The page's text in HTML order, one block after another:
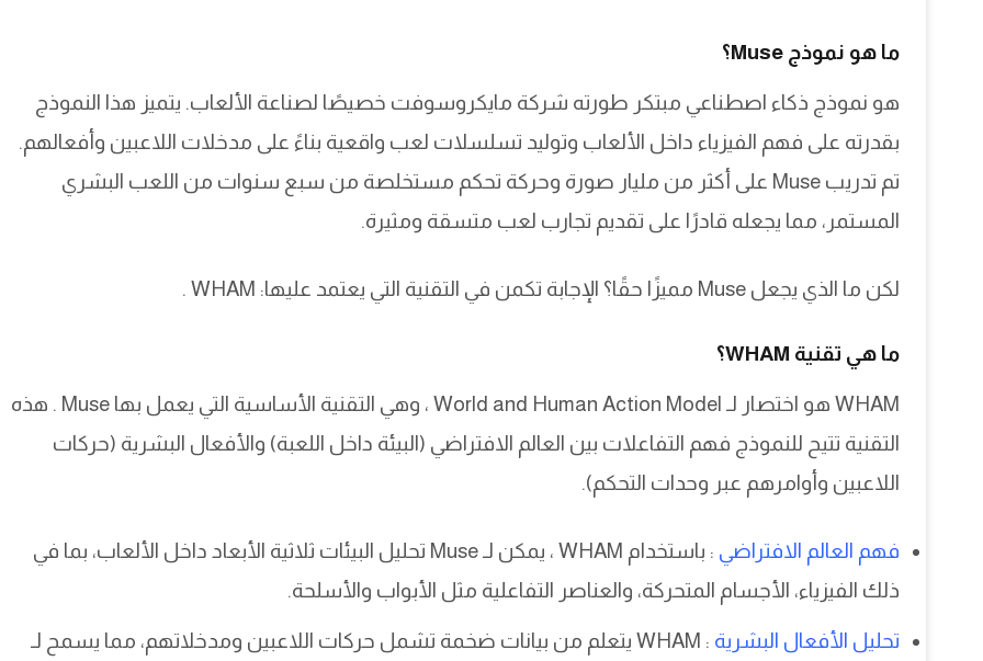
ما هو نموذج Muse؟
هو نموذج ذكاء اصطناعي مبتكر طورته شركة مايكروسوفت خصيصًا لصناعة الألعاب. يتميز هذا النموذج
بقدرته على فهم الفيزياء داخل الألعاب وتوليد تسلسلات لعب واقعية بناءً على مدخلات اللاعبين وأفعالهم.
تم تدريب Muse على أكثر من مليار صورة وحركة تحكم مستخلصة من سبع سنوات من اللعب البشري
المستمر، مما يجعله قادرًا على تقديم تجارب لعب متسقة ومثيرة.
لكن ما الذي يجعل Muse مميزًا حقًا؟ الإجابة تكمن في التقنية التي يعتمد عليها: WHAM .
ما هي تقنية WHAM؟
WHAM هو اختصار لـ World and Human Action Model ، وهي التقنية الأساسية التي يعمل بها Muse . هذه
التقنية تتيح للنموذج فهم التفاعلات بين العالم الافتراضي (البيئة داخل اللعبة) والأفعال البشرية (حركات
اللاعبين وأوامرهم عبر وحدات التحكم).
فهم العالم الافتراضي
: باستخدام WHAM ، يمكن لـ Muse تحليل البيئات ثلاثية الأبعاد داخل الألعاب، بما في
ذلك الفيزياء، الأجسام المتحركة، والعناصر التفاعلية مثل الأبواب والأسلحة.
تحليل الأفعال البشرية
: WHAM يتعلم من بيانات ضخمة تشمل حركات اللاعبين ومدخلاتهم، مما يسمح لـ